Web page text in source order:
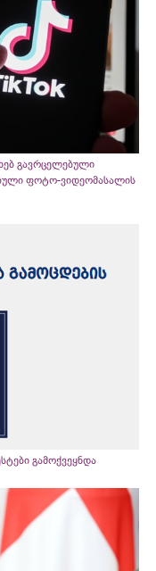
გავრცელებული
ფოტო-ვიდეომასალის
გამოქვეყნდა